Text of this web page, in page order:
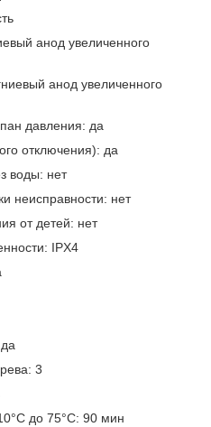
анод увеличенного
анод увеличенного
давления: да
отключения): да
воды: нет
неисправности: нет
от детей: нет
IPX4
3
до 75°С: 90 мин